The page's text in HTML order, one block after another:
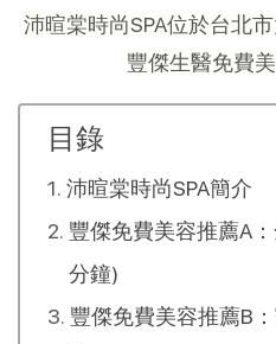
沛暄棠時尚SPA位於台北
豐傑生醫免費
目錄
沛暄棠時尚SPA簡介
豐傑免費美容推薦A
分鐘)
豐傑免費美容推薦B